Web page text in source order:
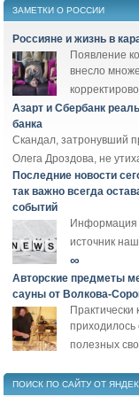
ЗАМЕТКИ О РОССИИ
Россияне и жизнь в
Появление
внесло
Азарт и Сбербанк
банка
Скандал, затронувший
Олега Дроздова, не
Последние новости
так важно всегда
событий
Информация
источник
∞
Авторские предметы
сауны от Волкова-
Практически
полезных
ПОИСК ПО САЙТУ ОТ